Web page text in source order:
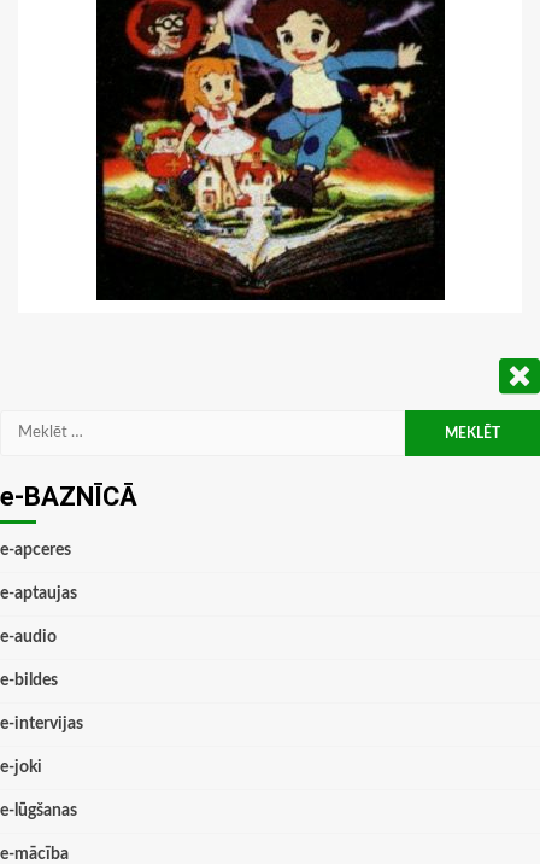
Meklēt:
e-BAZNĪCĀ
e-apceres
e-aptaujas
e-audio
e-bildes
e-intervijas
e-joki
e-lūgšanas
e-mācība